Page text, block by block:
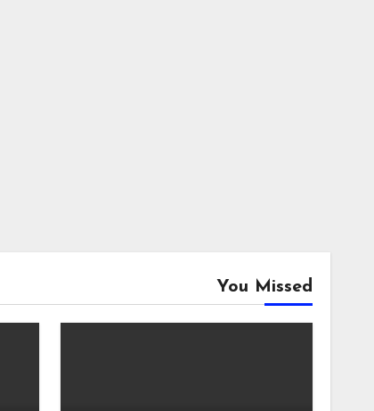
You Missed